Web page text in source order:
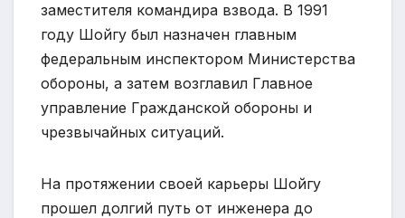
заместителя командира взвода. В 1991
году Шойгу был назначен главным
федеральным инспектором Министерства
обороны, а затем возглавил Главное
управление Гражданской обороны и
чрезвычайных ситуаций.
На протяжении своей карьеры Шойгу
прошел долгий путь от инженера до